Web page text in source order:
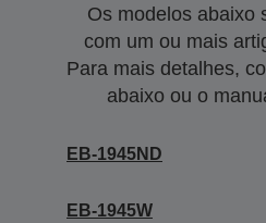
Os modelos abaixo
com um ou mais
Para mais detalhes,
abaixo ou o
EB-1945ND
EB-1945W